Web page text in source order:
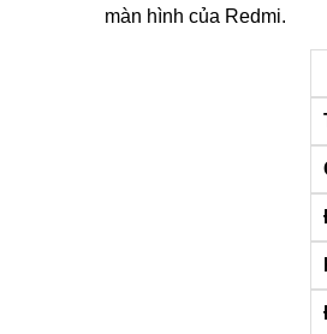
màn hình của Redmi.